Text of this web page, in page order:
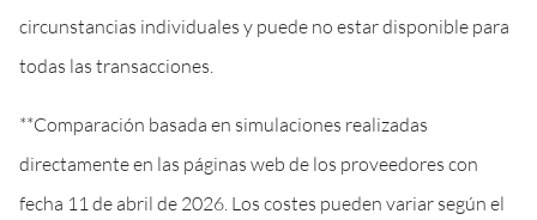
circunstancias individuales y puede no estar disponible para
todas las transacciones.
**Comparación basada en simulaciones realizadas
directamente en las páginas web de los proveedores con
fecha 11 de abril de 2026. Los costes pueden variar según el